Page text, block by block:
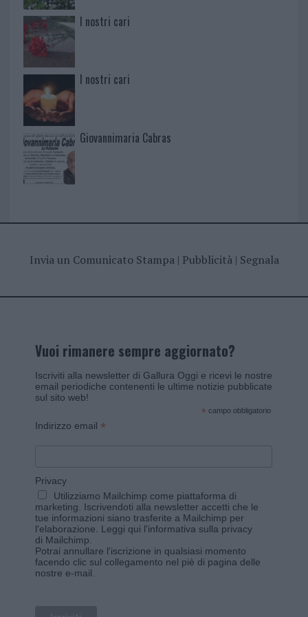
I nostri cari
I nostri cari
Giovannimaria Cabras
Invia un Comunicato Stampa| Pubblicità| Segnala
Vuoi rimanere sempre aggiornato?
Iscriviti alla newsletter di Gallura Oggi e ricevi le nostre
email periodiche contenenti le ultime notizie pubblicate
sul sito web!
* campo obbligatorio
Indirizzo email *
Privacy
Utilizziamo Mailchimp come piattaforma di
marketing. Iscrivendoti alla newsletter accetti che le
tue informazioni siano trasferite a Mailchimp per
l'elaborazione. Leggi qui l'informativa sulla privacy
di Mailchimp
Potrai annullare l'iscrizione in qualsiasi momento
facendo clic sul collegamento nel piè di pagina delle
nostre e-mail.